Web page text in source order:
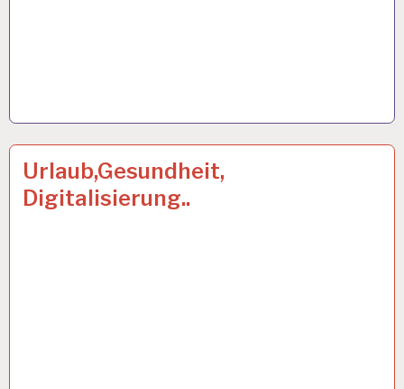
12-
STUNDEN-
ARBEITSTAG…
Urlaub,Gesundheit,
Digitalisierung..
23 AUG. 2019